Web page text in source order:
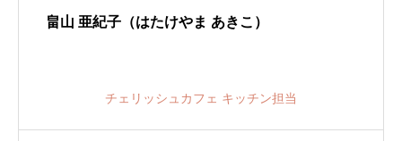
畠山 亜紀子（はたけやま あきこ）
チェリッシュカフェ キッチン担当